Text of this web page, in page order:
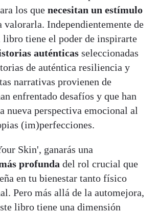
los que necesitan un estímulo
valorarla. Independientemente de
tiene el poder de inspirarte
auténticas seleccionadas
de auténtica resiliencia y
narrativas provienen de
enfrentado desafíos y que han
nueva perspectiva emocional al
(im)perfecciones.
Skin', ganarás una
profunda del rol crucial que
en tu bienestar tanto físico
Pero más allá de la automejora,
libro tiene una dimensión